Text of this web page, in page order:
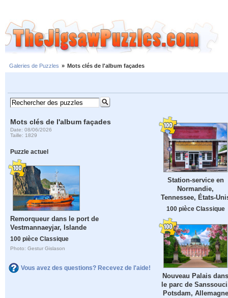
Galeries de Puzzles » Mots clés de l'album façades
Mots clés de l'album façades
Date: 08/06/2026
Taille: 1829
Puzzle actuel
Remorqueur dans le port de
Vestmannaeyjar, Islande
100 pièce Classique
Photo: Gestur Gislason
Vous avez des questions? Recevez de l'aide!
Station-service en
Normandie,
Tennessee, États-
100 pièce Classique
Nouveau Palais dans
le parc de
Potsdam, Allemagne